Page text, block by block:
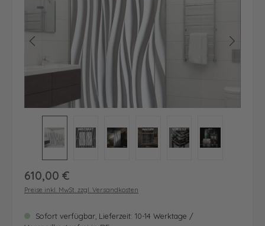
Regulärer Preis:
610,00 €
Preise inkl. MwSt. zzgl. Versandkosten
Sofort verfügbar, Lieferzeit: 10-14 Werktage /